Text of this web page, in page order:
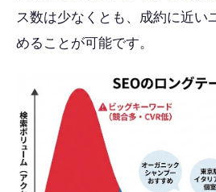
ス数は少なくとも、成約に近い
めることが可能です。